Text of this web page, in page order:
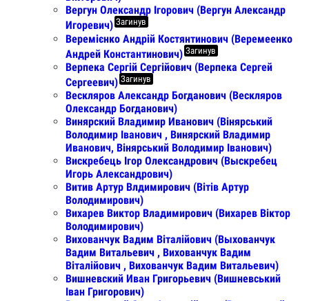
Вергун Олександр Ігорович (Вергун Александр
Игоревич) Загинув
Веремієнко Андрій Костянтинович (Веремеенко
Андрей Константинович) Загинув
Верпека Сергій Сергійович (Верпека Сергей
Сергеевич) Загинув
Вескляров Александр Богданович (Вескляров
Олександр Богданович)
Винярский Владимир Иванович (Вінярський
Володимир Іванович , Винярский Владимир
Иванович, Вінярський Володимир Іванович)
Вискребець Ігор Олександрович (Выскребец
Игорь Александрович)
Витив Артур Влдимирович (Вітів Артур
Володимирович)
Вихарев Виктор Владимирович (Вихарев Віктор
Володимирович)
Вихованчук Вадим Віталійович (Выхованчук
Вадим Витальевич , Вихованчук Вадим
Віталійович , Вихованчук Вадим Витальевич)
Вишневский Иван Григорьевич (Вишневський
Іван Григорович)